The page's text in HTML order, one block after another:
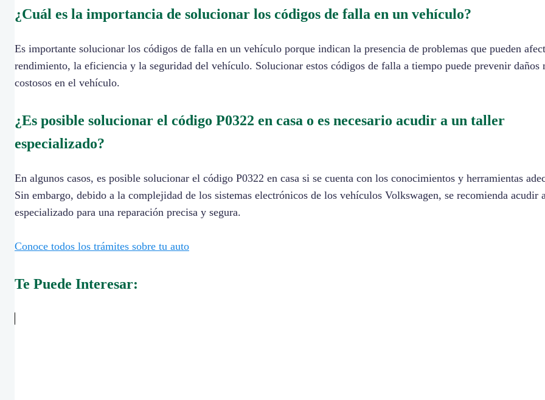
¿Cuál es la importancia de solucionar los códigos de falla en un vehículo?
Es importante solucionar los códigos de falla en un vehículo porque indican la presencia de problemas que pueden
rendimiento, la eficiencia y la seguridad del vehículo. Solucionar estos códigos de falla a tiempo puede prevenir daños
costosos en el vehículo.
¿Es posible solucionar el código P0322 en casa o es necesario acudir a un taller
especializado?
En algunos casos, es posible solucionar el código P0322 en casa si se cuenta con los conocimientos y herramientas
Sin embargo, debido a la complejidad de los sistemas electrónicos de los vehículos Volkswagen, se recomienda acudir
especializado para una reparación precisa y segura.
Conoce todos los trámites sobre tu auto
Te Puede Interesar: